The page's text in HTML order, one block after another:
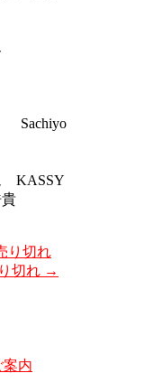
Sachiyo
KASSY
り切れ
切れ →
案内